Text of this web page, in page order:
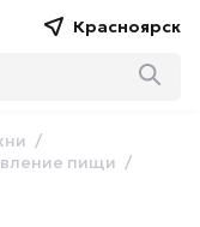
Красноярск
пищи